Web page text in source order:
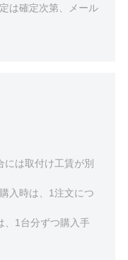
は確定次第、メール
には取付け工賃が別
入時は、1注文につ
1台分ずつ購入手